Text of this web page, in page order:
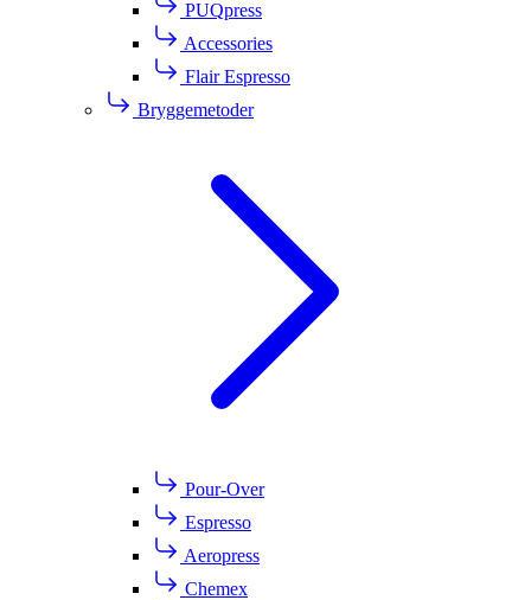
PUQpress
Accessories
Flair Espresso
Bryggemetoder
Pour-Over
Espresso
Aeropress
Chemex